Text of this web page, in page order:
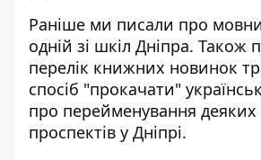
Раніше ми писали про
одній зі шкіл Дніпра. Також
перелік книжних новинок
спосіб "прокачати"
про перейменування деяких
проспектів у Дніпрі.